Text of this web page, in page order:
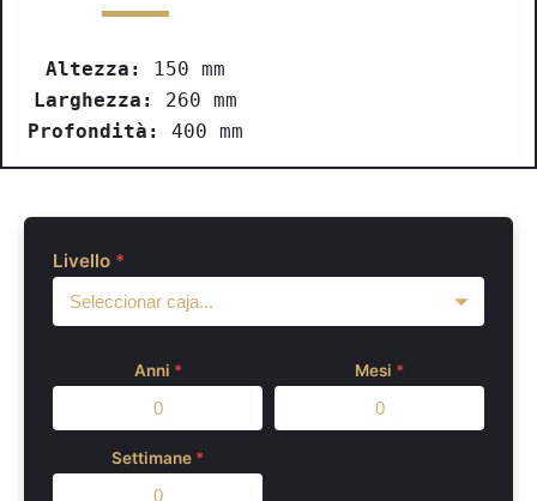
Altezza :
150 mm
Larghezza :
260 mm
Profondità : 400 mm
Livello *
Anni * Mesi *
Settimane *